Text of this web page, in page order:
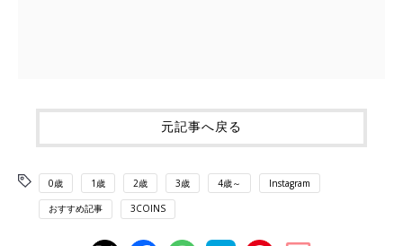
元記事へ戻る
0歳 1歳 2歳 3歳 4歳～ Instagram
おすすめ記事 3COINS